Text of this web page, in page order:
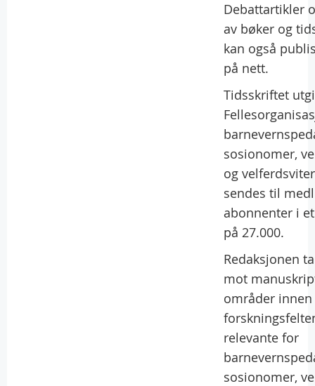
Debattartikler
av bøker og
kan også
på nett.
Tidsskriftet
sosionomer,
og
sendes til
abonnenter i
på 27.000.
Redaksjonen
mot
områder innen
relevante for
sosionomer,